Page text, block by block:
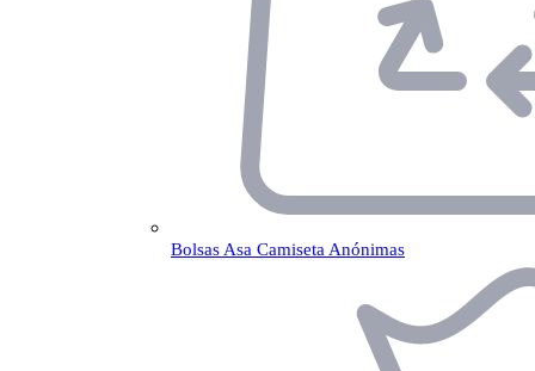
Bolsas Asa Camiseta Anónimas